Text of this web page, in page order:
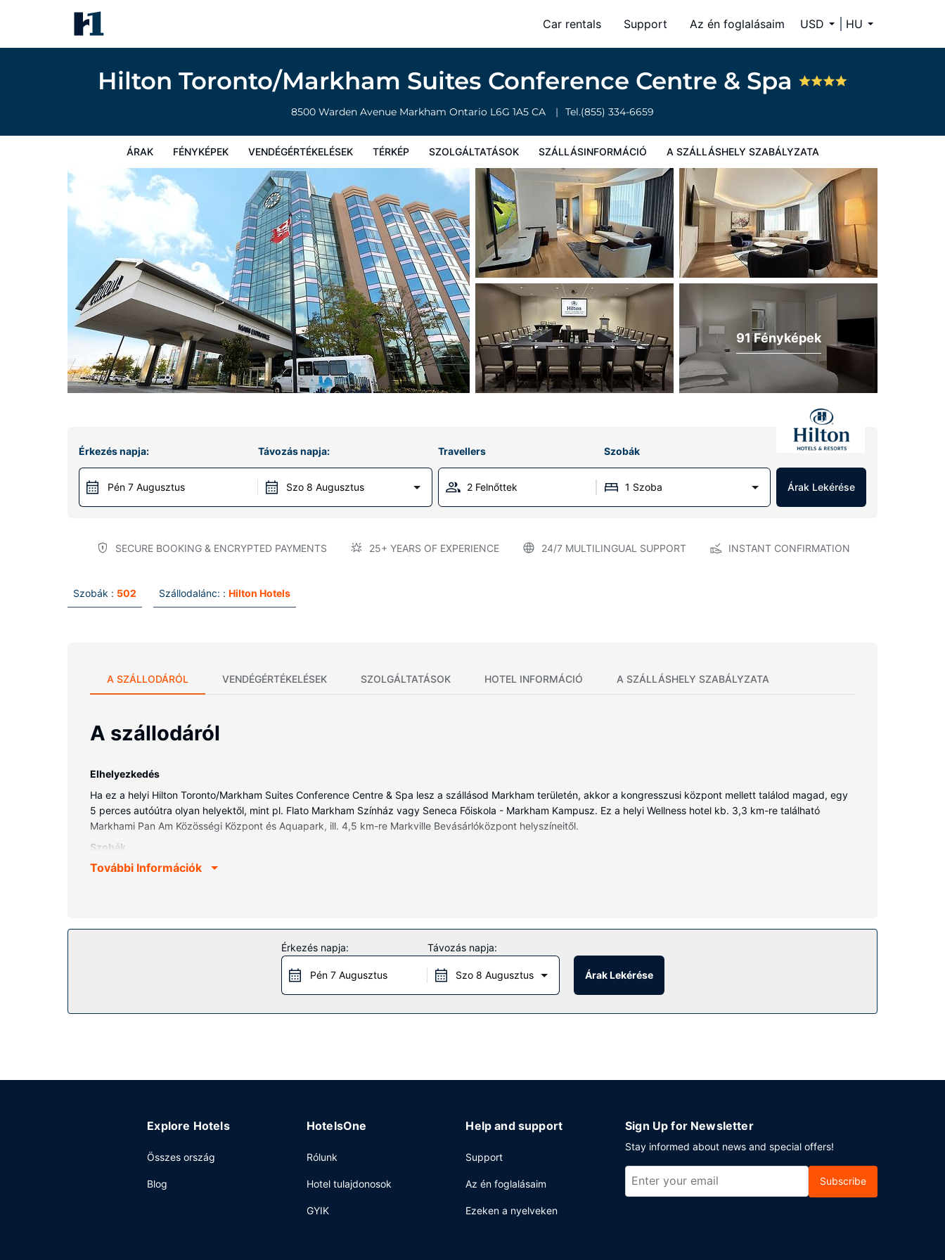
Car rentals Support Az én foglalásaim USD HU
Hilton Toronto/Markham Suites Conference Centre & Spa
8500 Warden Avenue Markham Ontario L6G 1A5 CA Tel.(855) 334-6659
ÁRAK FÉNYKÉPEK VENDÉGÉRTÉKELÉSEK TÉRKÉP SZOLGÁLTATÁSOK SZÁLLÁSINFORMÁCIÓ A SZÁLLÁSHELY SZABÁLYZATA
Hilton Toronto/Markham Suites Conference Centre & Spa
Árak Fényképek A szálláshely szabályzata
91 Fényképek
Érkezés napja:
Pén 7 Augusztus
Távozás napja:
Szo 8 Augusztus
Travellers Szobák
2 Felnőttek 1 Szoba Árak Lekérése
SECURE BOOKING & ENCRYPTED PAYMENTS 25+ YEARS OF EXPERIENCE 24/7 MULTILINGUAL SUPPORT INSTANT CONFIRMATION
Szobák : 502 Szállodalánc: : Hilton Hotels
A SZÁLLODÁRÓL VENDÉGÉRTÉKELÉSEK SZOLGÁLTATÁSOK HOTEL INFORMÁCIÓ A SZÁLLÁSHELY SZABÁLYZATA
A szállodáról
Elhelyezkedés
Ha ez a helyi Hilton Toronto/Markham Suites Conference Centre & Spa lesz a szállásod Markham területén, akkor a kongresszusi központ mellett találod magad, egy
5 perces autóútra olyan helyektől, mint pl. Flato Markham Színház vagy Seneca Főiskola - Markham Kampusz. Ez a helyi Wellness hotel kb. 3,3 km-re található
Markhami Pan Am Közösségi Központ és Aquapark, ill. 4,5 km-re Markville Bevásárlóközpont helyszíneitől.
Szobák
Helyezze magát kényelembe a(z) 502 szoba egyikében, melyekben hűtőszekrény is található. Ingyenes vezeték nélküli internet-hozzáférés és a televíziókon nézhető
Lazuljon el, és enegedje, hogy testét, lelkét kényeztessék a wellnessfürdőben, ahol masszázs, testkezelés és arckezelés várja a pihenni vágyókat. Élvezze ki a
szálláshely kínálta szabadidős létesítményeket és szolgáltatásokat, mint például a(z) edzőterem, a(z) beltéri medence és a(z) pezsgőfürdő. A hotel kiegészítő
szolgáltatásai között szerepelnek a következők: ingyenes wifihozzáférés, concierge szolgálat és ajándékbolt/újságosstand.
Próbáld ki a helyi étterem ajánlatát vagy hotel kényelmi szolgáltatását: meghatározott napszakokban rendelkezésre álló szobaszerviz. Zárd a napot egy frissítő itallal
További Információk
Érkezés napja:
Pén 7 Augusztus
Távozás napja:
Szo 8 Augusztus Árak Lekérése
Explore Hotels
Összes ország
Blog
HotelsOne
Rólunk
Hotel tulajdonosok
GYIK
Help and support
Support
Az én foglalásaim
Ezeken a nyelveken
Sign Up for Newsletter
Stay informed about news and special offers!
Subscribe